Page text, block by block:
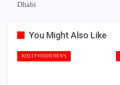
Dhabi
You Might Also Like
KOLLYWOOD NEWS